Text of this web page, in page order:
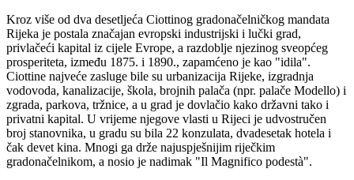
Kroz više od dva desetljeća Ciottinog gradonačelničkog mandata
Rijeka je postala značajan evropski industrijski i lučki grad,
privlačeći kapital iz cijele Evrope, a razdoblje njezinog sveopćeg
prosperiteta, između 1875. i 1890., zapamćeno je kao "idila".
Ciottine najveće zasluge bile su urbanizacija Rijeke, izgradnja
vodovoda, kanalizacije, škola, brojnih palača (npr. palače Modello) i
zgrada, parkova, tržnice, a u grad je dovlačio kako državni tako i
privatni kapital. U vrijeme njegove vlasti u Rijeci je udvostručen
broj stanovnika, u gradu su bila 22 konzulata, dvadesetak hotela i
čak devet kina. Mnogi ga drže najuspješnijim riječkim
gradonačelnikom, a nosio je nadimak "Il Magnifico podestà".